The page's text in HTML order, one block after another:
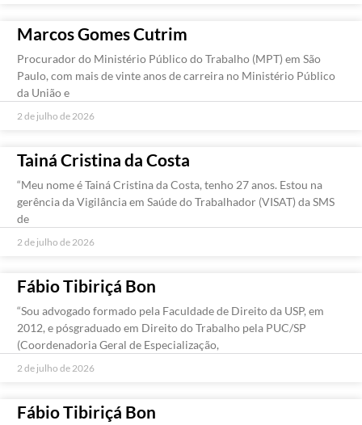
Marcos Gomes Cutrim
Procurador do Ministério Público do Trabalho (MPT) em São
Paulo, com mais de vinte anos de carreira no Ministério Público
da União e
2 de julho de 2026
Tainá Cristina da Costa
“Meu nome é Tainá Cristina da Costa, tenho 27 anos. Estou na
gerência da Vigilância em Saúde do Trabalhador (VISAT) da SMS
de
2 de julho de 2026
Fábio Tibiriçá Bon
“Sou advogado formado pela Faculdade de Direito da USP, em
2012, e pósgraduado em Direito do Trabalho pela PUC/SP
(Coordenadoria Geral de Especialização,
2 de julho de 2026
Fábio Tibiriçá Bon